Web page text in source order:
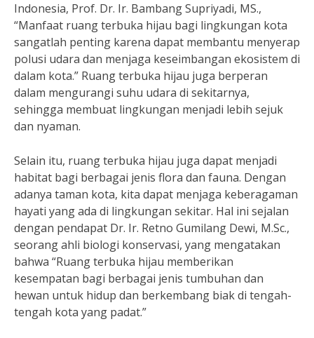
Indonesia, Prof. Dr. Ir. Bambang Supriyadi, MS.,
“Manfaat ruang terbuka hijau bagi lingkungan kota
sangatlah penting karena dapat membantu menyerap
polusi udara dan menjaga keseimbangan ekosistem di
dalam kota.” Ruang terbuka hijau juga berperan
dalam mengurangi suhu udara di sekitarnya,
sehingga membuat lingkungan menjadi lebih sejuk
dan nyaman.
Selain itu, ruang terbuka hijau juga dapat menjadi
habitat bagi berbagai jenis flora dan fauna. Dengan
adanya taman kota, kita dapat menjaga keberagaman
hayati yang ada di lingkungan sekitar. Hal ini sejalan
dengan pendapat Dr. Ir. Retno Gumilang Dewi, M.Sc.,
seorang ahli biologi konservasi, yang mengatakan
bahwa “Ruang terbuka hijau memberikan
kesempatan bagi berbagai jenis tumbuhan dan
hewan untuk hidup dan berkembang biak di tengah-
tengah kota yang padat.”